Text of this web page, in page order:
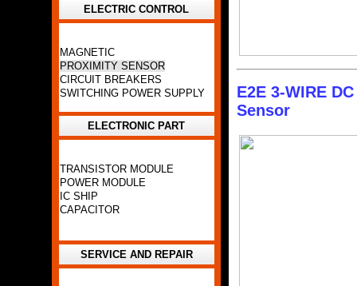
ELECTRIC CONTROL
MAGNETIC
PROXIMITY SENSOR
CIRCUIT BREAKERS
SWITCHING POWER SUPPLY
ELECTRONIC PART
TRANSISTOR MODULE
POWER MODULE
IC SHIP
CAPACITOR
SERVICE AND REPAIR
E2E 3-WIRE
Sensor